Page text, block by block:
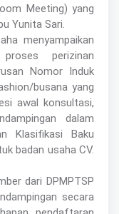
Meeting) yang
Yunita Sari.
menyampaikan
perizinan
Nomor Induk
busana yang
awal konsultasi,
dalam
Klasifikasi Baku
badan usaha CV.
dari DPMPTSP
secara